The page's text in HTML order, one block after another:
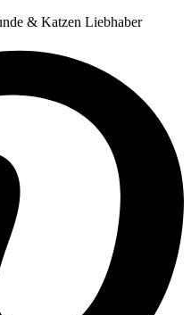
& Katzen Liebhaber